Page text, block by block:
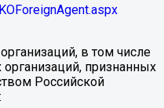
в том числе
признанных
Российской